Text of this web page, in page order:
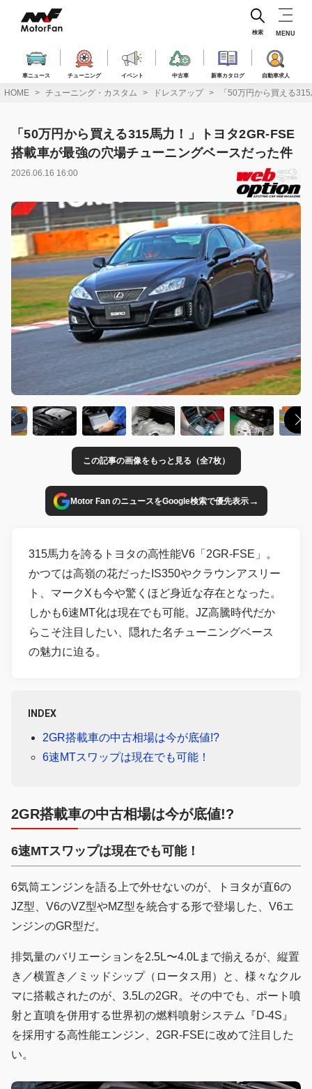
ス
車ニュース チューニング イベント 中古車 新車カタログ 自動車求人
検索 MENU
HOME チューニング・カスタム ドレスアップ 「50万円から買える
「50万円から買える315馬力！」トヨタ2GR-FSE
搭載車が最強の穴場チューニングベースだった件
2026.06.16 16:00
この記事の画像をもっと見る（全7枚）
Motor Fan のニュースをGoogle検索で優先表示→
315馬力を誇るトヨタの高性能V6「2GR-FSE」。
かつては高嶺の花だったIS350やクラウンアスリー
ト、マークXも今や驚くほど身近な存在となった。
しかも6速MT化は現在でも可能。JZ高騰時代だか
らこそ注目したい、隠れた名チューニングベース
の魅力に迫る。
INDEX
2GR搭載車の中古相場は今が底値!?
6速MTスワップは現在でも可能！
2GR搭載車の中古相場は今が底値!?
6速MTスワップは現在でも可能！
6気筒エンジンを語る上で外せないのが、トヨタが直6の
JZ型、V6のVZ型やMZ型を統合する形で登場した、V6エ
ンジンのGR型だ。
排気量のバリエーションを2.5L〜4.0Lまで揃えるが、縦置
き／横置き／ミッドシップ（ロータス用）と、様々なクル
マに搭載されたのが、3.5Lの2GR。その中でも、ポート噴
射と直噴を併用する世界初の燃料噴射システム『D-4S』
を採用する高性能エンジン、2GR-FSEに改めて注目した
い。